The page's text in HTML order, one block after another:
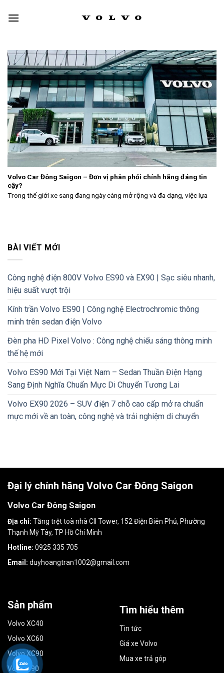
Volvo Car Đông Saigon – Đơn vị phân phối chính hãng đáng tin
cậy?
Trong thế giới xe sang đang ngày càng mở rộng và đa dạng, việc lựa
BÀI VIẾT MỚI
Công nghệ điện 800V Volvo ES90 và EX90 | Sạc siêu nhanh,
hiệu suất vượt trội
Kính trần Volvo ES90 | Công nghệ Electrochromic thông
minh trên sedan điện Volvo
Đèn pha HD Pixel Volvo : Công nghệ chiếu sáng thông minh
thế hệ mới
Volvo ES90 Mới Tại Việt Nam – Sedan Thuần Điện Hạng
Sang Định Nghĩa Chuẩn Mực Di Chuyển Tương Lai
Volvo EX90 2026 – SUV điện 7 chỗ cao cấp mở ra chuẩn
mực mới về an toàn, công nghệ và trải nghiệm di chuyển
Đại lý chính hãng Volvo Car Đông Saigon
Volvo Car Đông Saigon
Địa chỉ: Tầng trệt toà nhà CII Tower, 152 Điện Biên Phủ, Phường
Thạnh Mỹ Tây, TP Hồ Chí Minh
Hotline: 0925 335 705
Email: duyhoangtran1002@gmail.com
Sản phẩm
Volvo XC40
Volvo XC60
Volvo XC90
Volvo S90
Tìm hiểu thêm
Tin tức
Giá xe Volvo
Mua xe trả góp